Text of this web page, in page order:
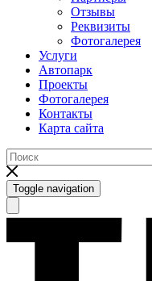
Отзывы
Реквизиты
Фотогалерея
Услуги
Автопарк
Проекты
Фотогалерея
Контакты
Карта сайта
Toggle navigation